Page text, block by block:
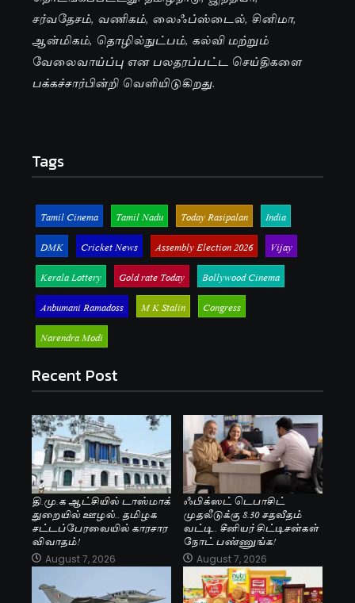
சர்வதேசம், வணிகம், லைஃப்ஸ்டைல், சினிமா,
ஆன்மிகம், தொழில்நுட்பம், கல்வி மற்றும்
வேலைவாய்ப்பு என பலதரப்பட்ட செய்திகளை
பக்கச்சார்பின்றி வெளியிடுகிறது.
Tags
Tamil Cinema Tamil Nadu Today Rasipalan
India
DMK
Cricket News Assembly Election 2026
Vijay
Kerala Lottery
Gold rate Today
Bollywood Cinema
Anbumani Ramadoss
M K Stalin
Congress
Narendra Modi
Recent Post
தி.மு.க ஆட்சியில் டாஸ்மாக்
துறையில் ஊழல்.. தமிழக
சட்டப்பேரவையில் காரசார
விவாதம்!
August 7, 2026
ஃபிக்ஸட் டெபாசிட்
முதலீடுக்கு 8.30 சதவீதம்
வட்டி.. சீனியர் சிட்டிசன்கள்
நோட் பண்ணுங்க!
August 7, 2026